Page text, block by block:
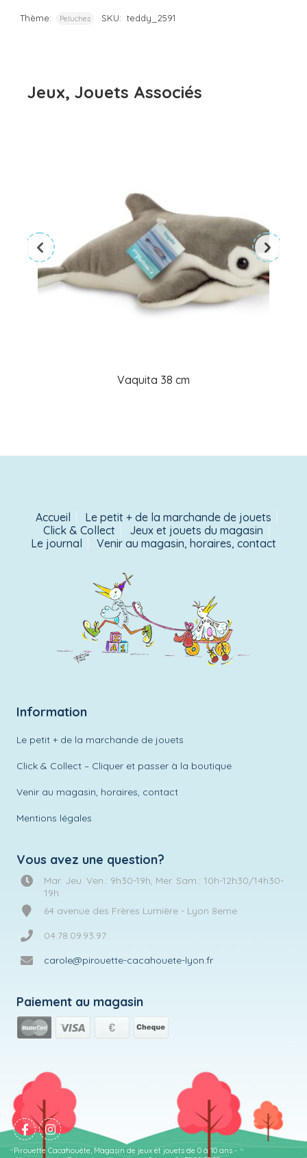
Thème: Peluches SKU: teddy_2591
Jeux, Jouets Associés
Vaquita 38 cm
Accueil
Le petit + de la marchande de jouets
Click & Collect
Jeux et jouets du magasin
Le journal
Venir au magasin, horaires, contact
Information
Le petit + de la marchande de jouets
Click & Collect – Cliquer et passer à la boutique
Venir au magasin, horaires, contact
Mentions légales
Vous avez une question?
Mar. Jeu. Ven.: 9h30-19h, Mer. Sam.: 10h-12h30/14h30-
19h
64 avenue des Frères Lumière - Lyon 8eme
04.78.09.93.97
carole@pirouette-cacahouete-lyon.fr
Paiement au magasin
Pirouette Cacahouète, Magasin de jeux et jouets de 0 à 10 ans -